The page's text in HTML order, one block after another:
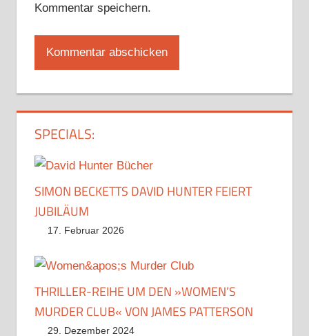
Kommentar speichern.
SPECIALS:
SIMON BECKETTS DAVID HUNTER FEIERT
JUBILÄUM
17. Februar 2026
THRILLER-REIHE UM DEN »WOMEN’S
MURDER CLUB« VON JAMES PATTERSON
29. Dezember 2024